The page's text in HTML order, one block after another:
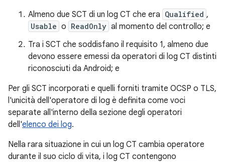
Almeno due SCT di un log CT che era Qualified ,
Usable o ReadOnly al momento del controllo; e
Tra i SCT che soddisfano il requisito 1, almeno due
devono essere emessi da operatori di log CT distinti
riconosciuti da Android; e
Per gli SCT incorporati e quelli forniti tramite OCSP o TLS,
l'unicità dell'operatore di log è definita come voci
separate all'interno della sezione degli operatori
dell'elenco dei log.
Nella rara situazione in cui un log CT cambia operatore
durante il suo ciclo di vita, i log CT contengono